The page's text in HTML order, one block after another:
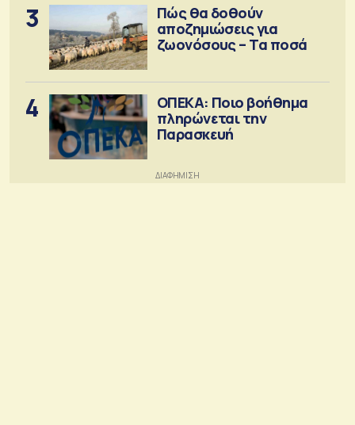
3
Πώς θα δοθούν
αποζημιώσεις για
ζωονόσους – Τα ποσά
4
ΟΠΕΚΑ: Ποιο βοήθημα
πληρώνεται την
Παρασκευή